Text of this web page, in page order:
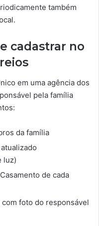
também
cadastrar no
em uma agência dos
pela família
da família
luz)
de cada
foto do responsável